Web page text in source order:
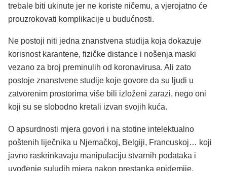
trebale biti ukinute jer ne koriste ničemu, a vjerojatno će
prouzrokovati komplikacije u budućnosti.
Ne postoji niti jedna znanstvena studija koja dokazuje
korisnost karantene, fizičke distance i nošenja maski
vezano za broj preminulih od koronavirusa. Ali zato
postoje znanstvene studije koje govore da su ljudi u
zatvorenim prostorima više bili izloženi zarazi, nego oni
koji su se slobodno kretali izvan svojih kuća.
O apsurdnosti mjera govori i na stotine intelektualno
poštenih liječnika u Njemačkoj, Belgiji, Francuskoj… koji
javno raskrinkavaju manipulaciju stvarnih podataka i
uvođenje suludih mjera nakon prestanka epidemije.